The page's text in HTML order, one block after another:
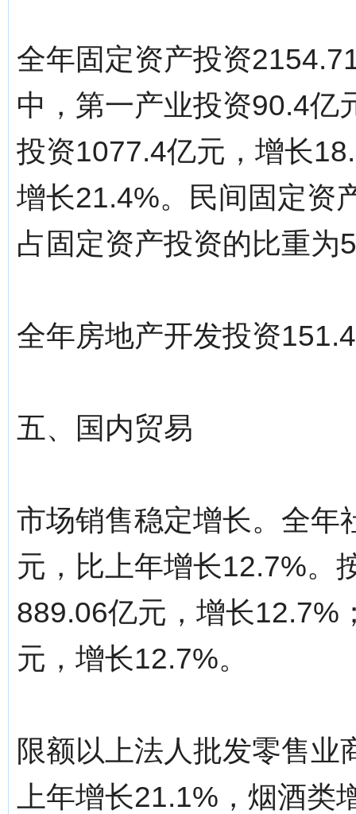
全年固定资产投资
中，第一产业投资90.4亿
投资1077.4亿元，增长
增长21.4%。民间固定资
占固定资产投资的比重为
全年房地产开发投资
五、国内贸易
市场销售稳定增长。全年
元，比上年增长12.7%。
889.06亿元，增长12.7%
元，增长12.7%。
限额以上法人批发零售
上年增长21.1%，烟酒